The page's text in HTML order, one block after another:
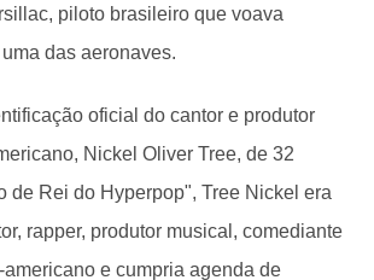
piloto brasileiro que voava
das aeronaves.
oficial do cantor e produtor
Nickel Oliver Tree, de 32
de Rei do Hyperpop", Tree Nickel era
rapper, produtor musical, comediante
e cumpria agenda de